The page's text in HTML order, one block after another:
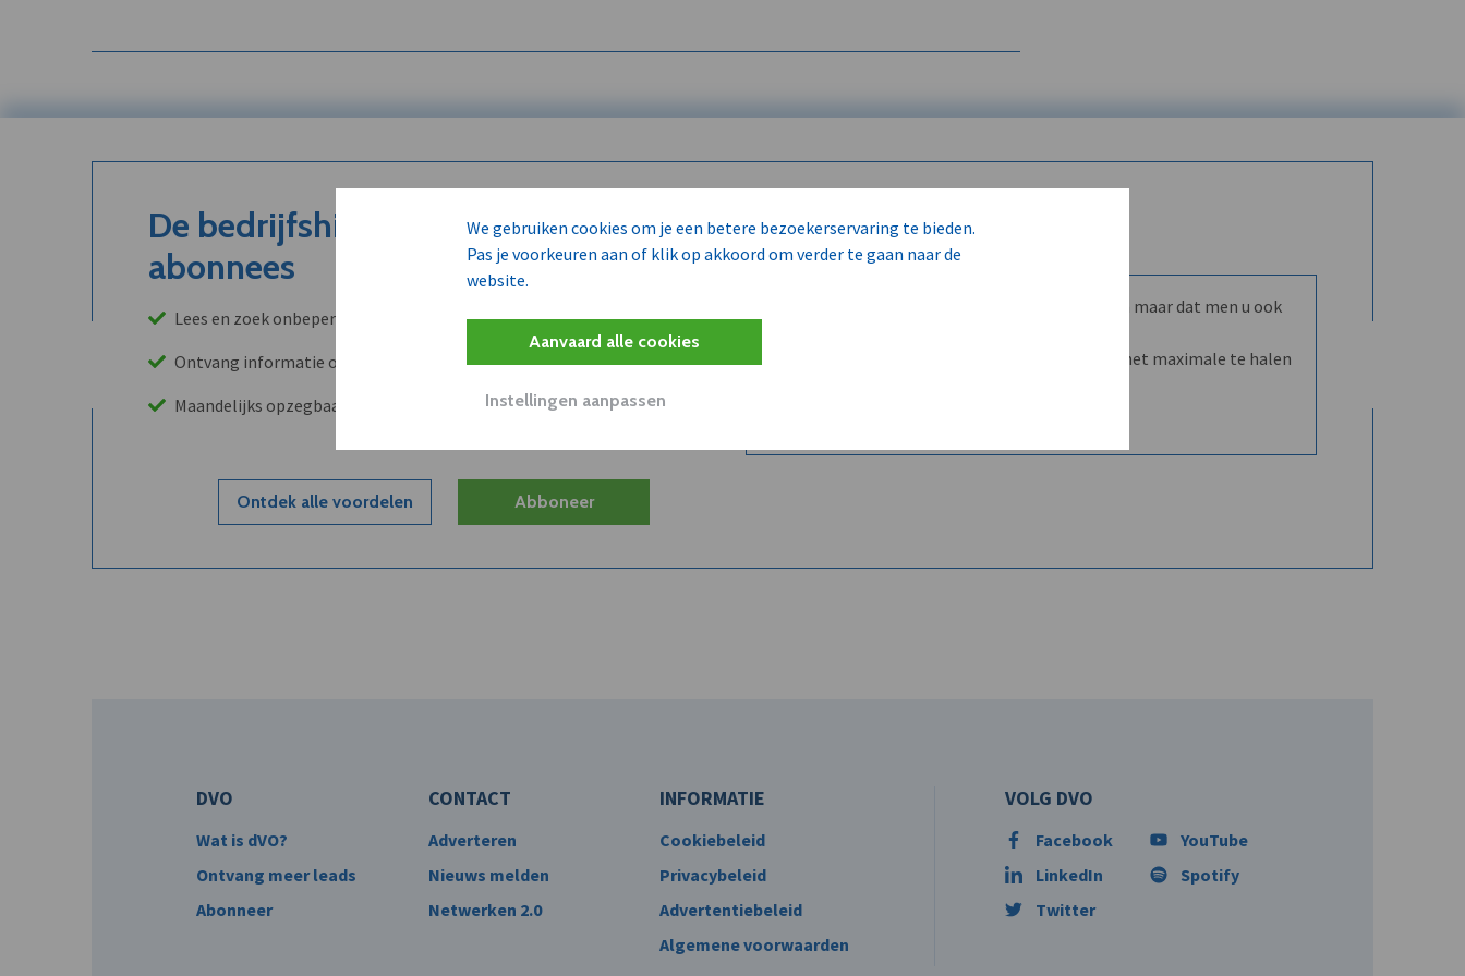
We gebruiken cookies om je een betere bezoekerservaring te bieden.
Pas je voorkeuren aan of klik op akkoord om verder te gaan naar de
website.
Aanvaard alle cookies
Instellingen aanpassen
De bedrijfshistoriek is enkel voor
abonnees
Lees en zoek onbeperkt in onze archieven
Ontvang informatie over leads, klanten, concurrenten en/of partners
Maandelijks opzegbaar
Ontdek alle voordelen Abboneer
Wilt u niet enkel de dVO community leren kennen maar dat men u ook
Word dVO Member voor €72/mnd en dVO helpt u het maximale te halen
DVO
Wat is dVO?
Ontvang meer leads
Abonneer
CONTACT
Adverteren
Nieuws melden
Netwerken 2.0
INFORMATIE
Cookiebeleid
Privacybeleid
Advertentiebeleid
Algemene voorwaarden
VOLG DVO
Facebook
LinkedIn
Twitter
YouTube
Spotify